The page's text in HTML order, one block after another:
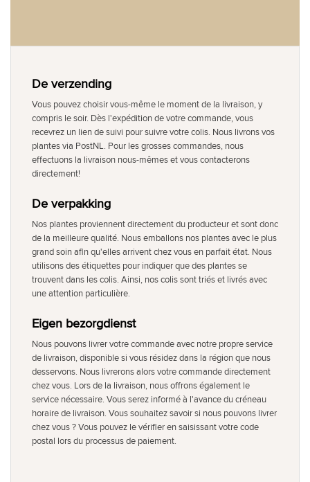
De verzending
Vous pouvez choisir vous-même le moment de la livraison, y
compris le soir. Dès l'expédition de votre commande, vous
recevrez un lien de suivi pour suivre votre colis. Nous livrons vos
plantes via PostNL. Pour les grosses commandes, nous
effectuons la livraison nous-mêmes et vous contacterons
directement!
De verpakking
Nos plantes proviennent directement du producteur et sont donc
de la meilleure qualité. Nous emballons nos plantes avec le plus
grand soin afin qu'elles arrivent chez vous en parfait état. Nous
utilisons des étiquettes pour indiquer que des plantes se
trouvent dans les colis. Ainsi, nos colis sont triés et livrés avec
une attention particulière.
Eigen bezorgdienst
Nous pouvons livrer votre commande avec notre propre service
de livraison, disponible si vous résidez dans la région que nous
desservons. Nous livrerons alors votre commande directement
chez vous. Lors de la livraison, nous offrons également le
service nécessaire. Vous serez informé à l'avance du créneau
horaire de livraison. Vous souhaitez savoir si nous pouvons livrer
chez vous ? Vous pouvez le vérifier en saisissant votre code
postal lors du processus de paiement.